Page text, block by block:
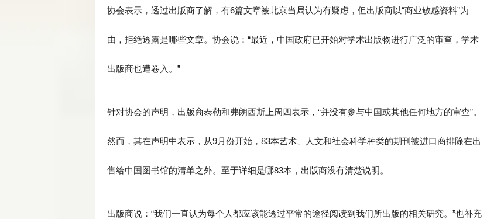
协会表示，透过出版商了解，有6篇文章被北京当局认为有疑虑，但出版商以“商业敏感资料”为
由，拒绝透露是哪些文章。协会说：“最近，中国政府已开始对学术出版物进行广泛的审查，学术
出版商也遭卷入。”
针对协会的声明，出版商泰勒和弗朗西斯上周四表示，“并没有参与中国或其他任何地方的审查”。
然而，其在声明中表示，从9月份开始，83本艺术、人文和社会科学种类的期刊被进口商排除在出
售给中国图书馆的清单之外。至于详细是哪83本，出版商没有清楚说明。
出版商说：“我们一直认为每个人都应该能透过平常的途径阅读到我们所出版的相关研究。”也补充